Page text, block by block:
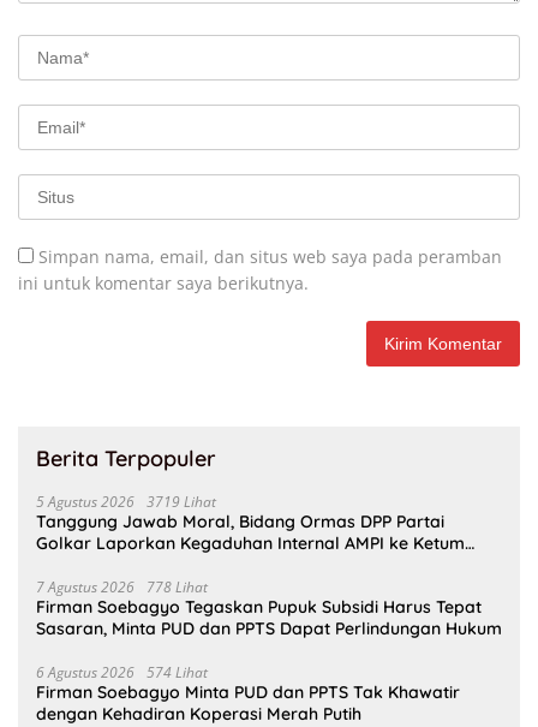
Simpan nama, email, dan situs web saya pada peramban
ini untuk komentar saya berikutnya.
Berita Terpopuler
5 Agustus 2026 3719 Lihat
Tanggung Jawab Moral, Bidang Ormas DPP Partai
Golkar Laporkan Kegaduhan Internal AMPI ke Ketum
7 Agustus 2026 778 Lihat
Firman Soebagyo Tegaskan Pupuk Subsidi Harus Tepat
Sasaran, Minta PUD dan PPTS Dapat Perlindungan Hukum
6 Agustus 2026 574 Lihat
Firman Soebagyo Minta PUD dan PPTS Tak Khawatir
dengan Kehadiran Koperasi Merah Putih